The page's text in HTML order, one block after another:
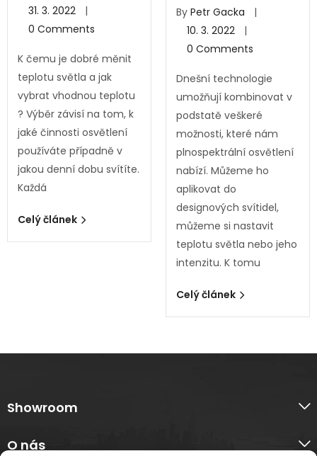
31. 3. 2022
0 Comments
K čemu je dobré měnit
teplotu světla a jak
vybrat vhodnou teplotu
? Výběr závisí na tom, k
jaké činnosti osvětlení
používáte případně v
jakou denní dobu svítíte.
Každá
Celý článek
By Petr Gacka
10. 3. 2022
0 Comments
Dnešní technologie
umožňují kombinovat v
podstatě veškeré
možnosti, které nám
plnospektrální osvětlení
nabízí. Můžeme ho
aplikovat do
designových svítidel,
můžeme si nastavit
teplotu světla nebo jeho
intenzitu. K tomu
Celý článek
Showroom
O nás